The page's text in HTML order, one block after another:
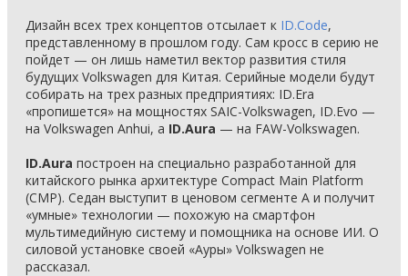
Дизайн всех трех концептов отсылает к ID.Code,
представленному в прошлом году. Сам кросс в серию не
пойдет — он лишь наметил вектор развития стиля
будущих Volkswagen для Китая. Серийные модели будут
собирать на трех разных предприятиях: ID.Era
«пропишется» на мощностях SAIC-Volkswagen, ID.Evo —
на Volkswagen Anhui, а ID.Aura — на FAW-Volkswagen.
ID.Aura построен на специально разработанной для
китайского рынка архитектуре Compact Main Platform
(CMP). Седан выступит в ценовом сегменте А и получит
«умные» технологии — похожую на смартфон
мультимедийную систему и помощника на основе ИИ. О
силовой установке своей «Ауры» Volkswagen не
рассказал.